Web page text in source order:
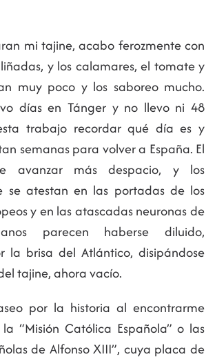
mi tajine, acabo ferozmente con
y los calamares, el tomate y
muy poco y los saboreo mucho.
días en Tánger y no llevo ni 48
trabajo recordar qué día es y
semanas para volver a España. El
avanzar más despacio, y los
se atestan en las portadas de los
y en las atascadas neuronas de
parecen haberse diluido,
la brisa del Atlántico, disipándose
tajine, ahora vacío.
por la historia al encontrarme
“Misión Católica Española” o las
de Alfonso XIII”, cuya placa de